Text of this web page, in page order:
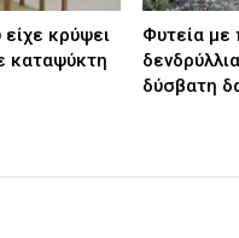
κρύψει
καταψύκτη
Φυτεία με
δύσβατη